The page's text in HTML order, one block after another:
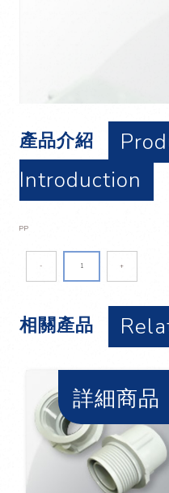
產品介紹
Introduction
PP
- +
相關產品
詳細商品